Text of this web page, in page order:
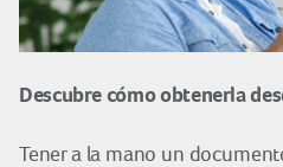
Descubre cómo obtenerla
Tener a la mano un